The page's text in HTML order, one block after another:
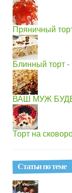
Пряничный
Блинный торт -
ВАШ МУЖ
Торт на
Статьи по теме